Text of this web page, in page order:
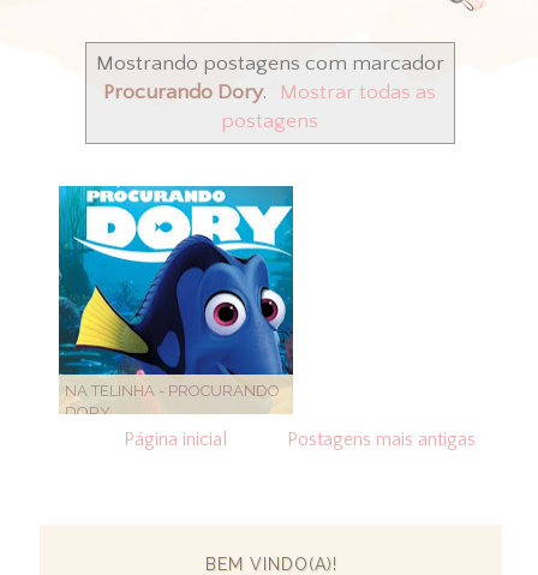
Mostrando postagens com marcador
Procurando Dory.
Mostrar todas as
postagens
NA TELINHA - PROCURANDO
DORY
Postagens mais antigas
Página inicial
BEM VINDO(A)!